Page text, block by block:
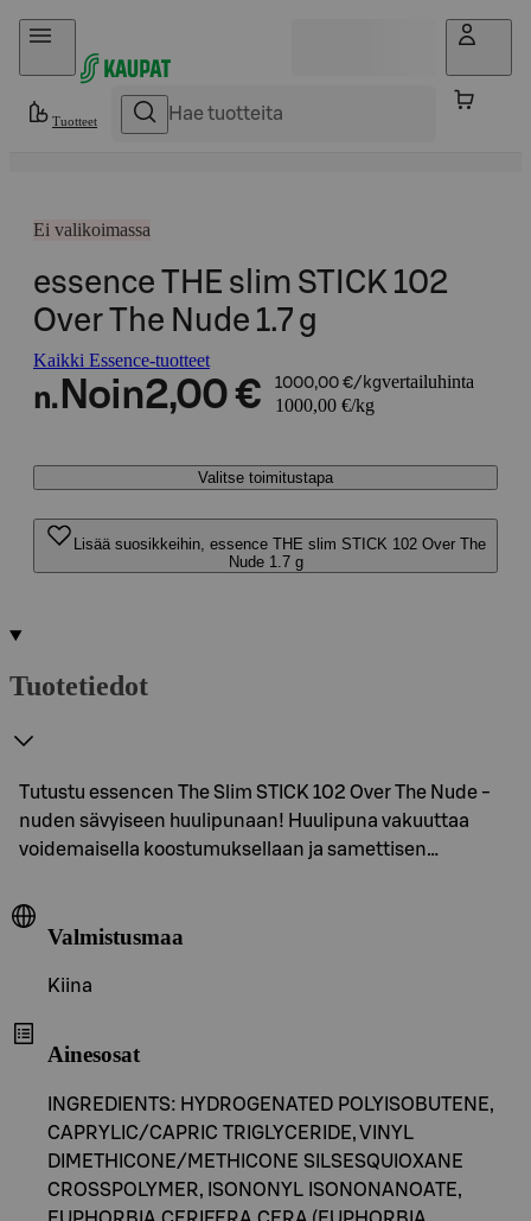
Hyppää sisältöön
Tuotteet
Ei valikoimassa
essence THE slim STICK 102
Over The Nude 1.7 g
Kaikki Essence-tuotteet
n. Noin2,00 € 1000,00 €/kgvertailuhinta
1000,00 €/kg
Valitse toimitustapa
Lisää suosikkeihin, essence THE slim STICK 102 Over The
Nude 1.7 g
Tuotetiedot
Tutustu essencen The Slim STICK 102 Over The Nude -
nuden sävyiseen huulipunaan! Huulipuna vakuuttaa
voidemaisella koostumuksellaan ja samettisen…
Valmistusmaa
Kiina
Ainesosat
INGREDIENTS: HYDROGENATED POLYISOBUTENE,
CAPRYLIC/CAPRIC TRIGLYCERIDE, VINYL
DIMETHICONE/METHICONE SILSESQUIOXANE
CROSSPOLYMER, ISONONYL ISONONANOATE,